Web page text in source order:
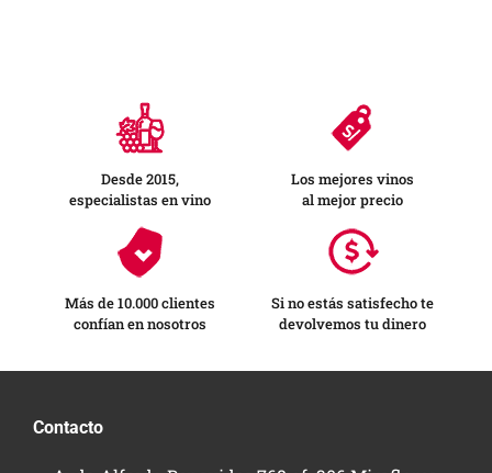
Desde 2015,
especialistas en vino
Los mejores vinos
al mejor precio
Más de 10.000 clientes
confían en nosotros
Si no estás satisfecho te
devolvemos tu dinero
Contacto